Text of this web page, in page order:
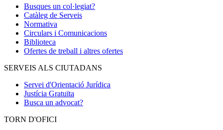
Busques un col·legiat?
Catàleg de Serveis
Normativa
Circulars i Comunicacions
Biblioteca
Ofertes de treball i altres ofertes
SERVEIS ALS CIUTADANS
Servei d'Orientació Jurídica
Justícia Gratuïta
Busca un advocat?
TORN D'OFICI